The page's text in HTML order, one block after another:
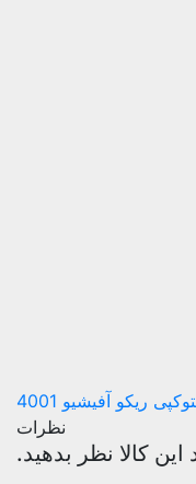
نظرات
کالا نظر بدهید.